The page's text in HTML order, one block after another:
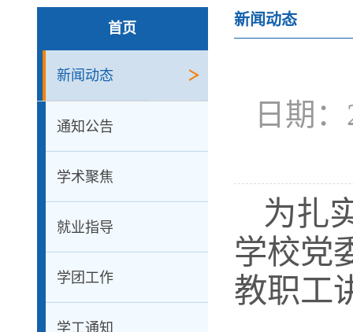
首页
新闻动态
通知公告
学术聚焦
就业指导
学团工作
学工通知
新闻动态
日期
为扎
学校党
教职工